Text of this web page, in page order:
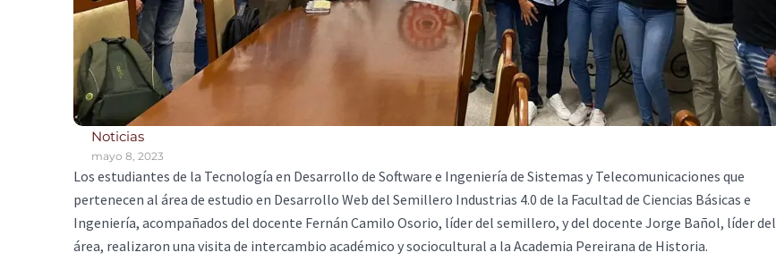
Noticias
mayo 8, 2023
Los estudiantes de la Tecnología en Desarrollo de Software e Ingeniería de Sistemas y Telecomunicaciones que
pertenecen al área de estudio en Desarrollo Web del Semillero Industrias 4.0 de la Facultad de Ciencias Básicas e
Ingeniería, acompañados del docente Fernán Camilo Osorio, líder del semillero, y del docente Jorge Bañol, líder del
área, realizaron una visita de intercambio académico y sociocultural a la Academia Pereirana de Historia.